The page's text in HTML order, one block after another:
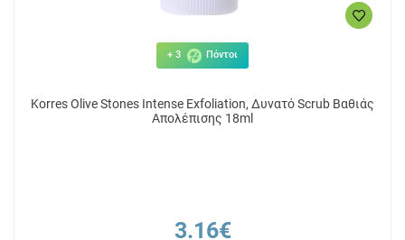
+ 3 Πόντοι
Korres Olive Stones Ιntense Exfoliation, Δυνατό Scrub Βαθιάς
Απολέπισης 18ml
3.16€